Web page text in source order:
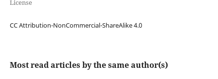
License
CC Attribution-NonCommercial-ShareAlike 4.0
Most read articles by the same author(s)